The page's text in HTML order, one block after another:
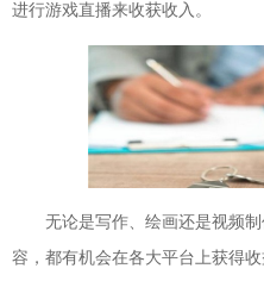
进行游戏直播来收获收入。
无论是写作、绘画还是视频
容，都有机会在各大平台上获得